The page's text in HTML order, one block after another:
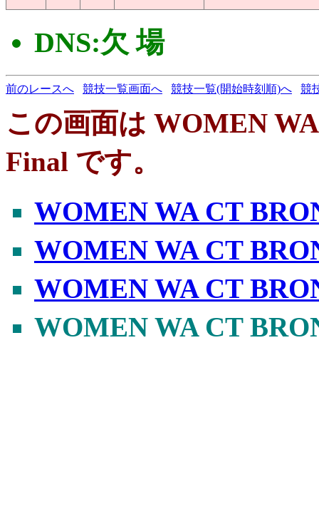
DNS:欠 場
前のレースへ 競技一覧画面へ 競技一覧(開始時刻順)へ 競
この画面は WOMEN
Final です。
WOMEN WA CT
WOMEN WA CT
WOMEN WA CT
WOMEN WA CT